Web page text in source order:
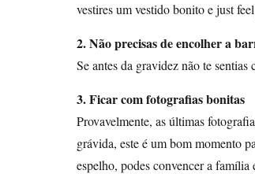
vestires um vestido bonito e just
2. Não precisas de encolher a
Se antes da gravidez não te
3. Ficar com fotografias bonitas
Provavelmente, as últimas
grávida, este é um bom momento
espelho, podes convencer a